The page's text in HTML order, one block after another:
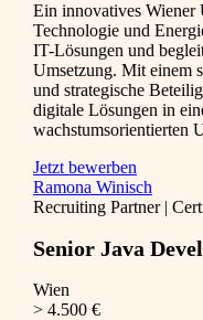
Ein innovatives Wiener
Technologie und
IT-Lösungen und
Umsetzung. Mit einem
und strategische
digitale Lösungen in
wachstumsorientierten
Jetzt bewerben
Ramona Winisch
Recruiting Partner |
Senior Java
Wien
> 4.500 €